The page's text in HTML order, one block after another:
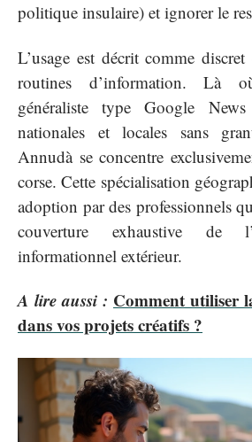
politique insulaire) et ignorer le
L’usage est décrit comme
routines d’information. Là
généraliste type Google News
nationales et locales sans
Annudà se concentre
corse. Cette spécialisation
adoption par des professionnels
couverture exhaustive de
informationnel extérieur.
A lire aussi : Comment utiliser
dans vos projets créatifs ?